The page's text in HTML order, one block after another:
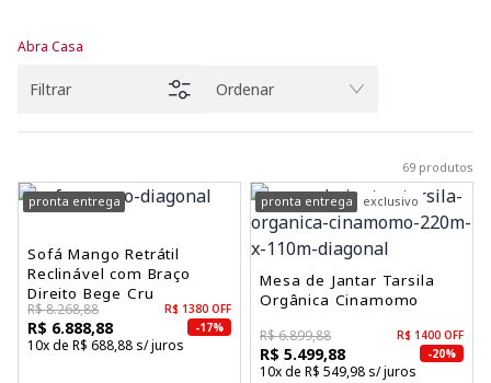
Abra Casa
Filtrar Ordenar
69 produtos
pronta entrega
Sofá Mango Retrátil
Reclinável com Braço
Direito Bege Cru
R$ 8.268,88 R$ 1380 OFF
R$ 6.888,88 -17%
10x de R$ 688,88 s/ juros
pronta entrega exclusivo
Mesa de Jantar Tarsila
Orgânica Cinamomo
R$ 6.899,88 R$ 1400 OFF
R$ 5.499,88 -20%
10x de R$ 549,98 s/ juros